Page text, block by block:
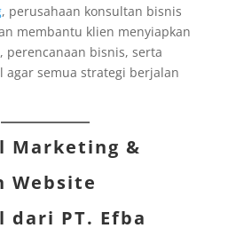
, perusahaan konsultan bisnis
membantu klien menyiapkan
perencanaan bisnis, serta
semua strategi berjalan
Marketing &
Website
dari PT. Efba